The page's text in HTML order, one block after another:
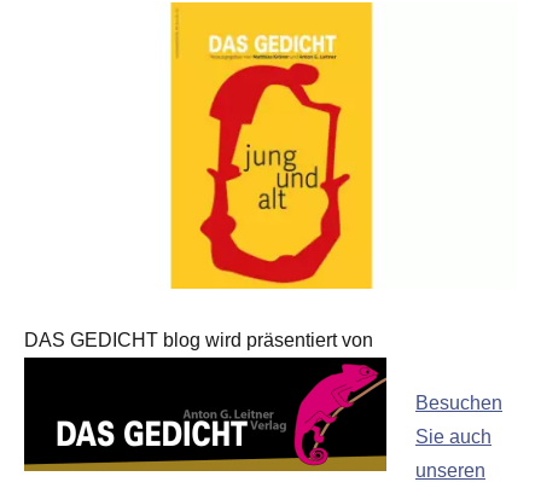
DAS GEDICHT blog wird präsentiert von
Besuchen
Sie auch
unseren